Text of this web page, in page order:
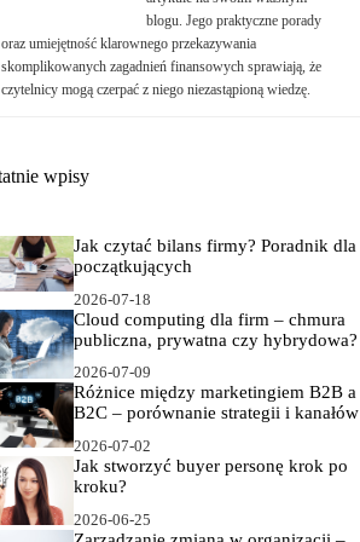
blogu. Jego praktyczne porady
oraz umiejętność klarownego przekazywania
skomplikowanych zagadnień finansowych sprawiają, że
czytelnicy mogą czerpać z niego niezastąpioną wiedzę.
wpisy
Jak czytać bilans firmy? Poradnik dla
początkujących
2026-07-18
Cloud computing dla firm – chmura
publiczna, prywatna czy hybrydowa?
2026-07-09
Różnice między marketingiem B2B a
B2C – porównanie strategii i kanałów
2026-07-02
Jak stworzyć buyer personę krok po
kroku?
2026-06-25